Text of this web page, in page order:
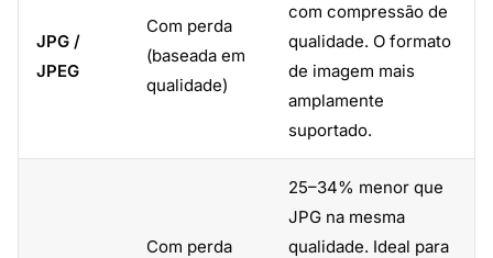
JPG /
JPEG
Com perda
(baseada em
qualidade)
com compressão de
qualidade. O formato
de imagem mais
amplamente
suportado.
Com perda
25–34% menor que
JPG na mesma
qualidade. Ideal para